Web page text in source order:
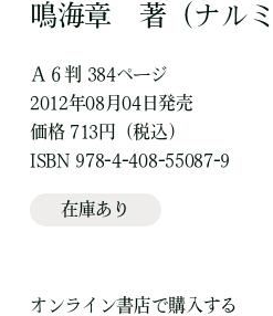
鳴海章 著 （ナル
Ａ６判 384ページ
2012年08月04日発売
価格 713円（税込）
ISBN 978-4-408-55087-9
在庫あり
オンライン書店で購入する